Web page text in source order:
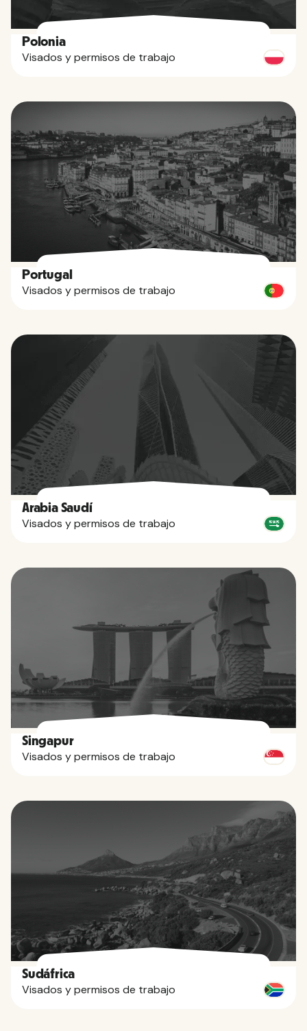
Polonia
Visados y permisos de trabajo
Portugal
Visados y permisos de trabajo
Arabia Saudí
Visados y permisos de trabajo
Singapur
Visados y permisos de trabajo
Sudáfrica
Visados y permisos de trabajo